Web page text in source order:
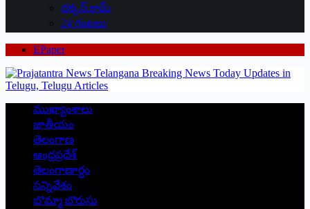
దక్కన్.కామ్
24 గంటలు
EPaper
ముఖ్యాంశాలు
జాతీయం
తెలంగాణ
ఆంధ్రప్రదేశ్
తెలంగాణార్థం
సన్నివేశం
బొమ్మా బొరుసు